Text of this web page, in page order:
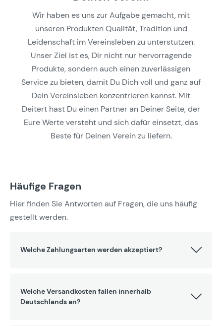
Wir haben es uns zur Aufgabe gemacht, mit
unseren Produkten Qualität, Tradition und
Leidenschaft im Vereinsleben zu unterstützen.
Unser Ziel ist es, Dir nicht nur hervorragende
Produkte, sondern auch einen zuverlässigen
Service zu bieten, damit Du Dich voll und ganz auf
Dein Vereinsleben konzentrieren kannst. Mit
Deitert hast Du einen Partner an Deiner Seite, der
Eure Werte versteht und sich dafür einsetzt, das
Beste für Deinen Verein zu liefern.
Häufige Fragen
Hier finden Sie Antworten auf Fragen, die uns häufig
gestellt werden.
Welche Zahlungsarten werden akzeptiert?
Welche Versandkosten fallen innerhalb
Deutschlands an?